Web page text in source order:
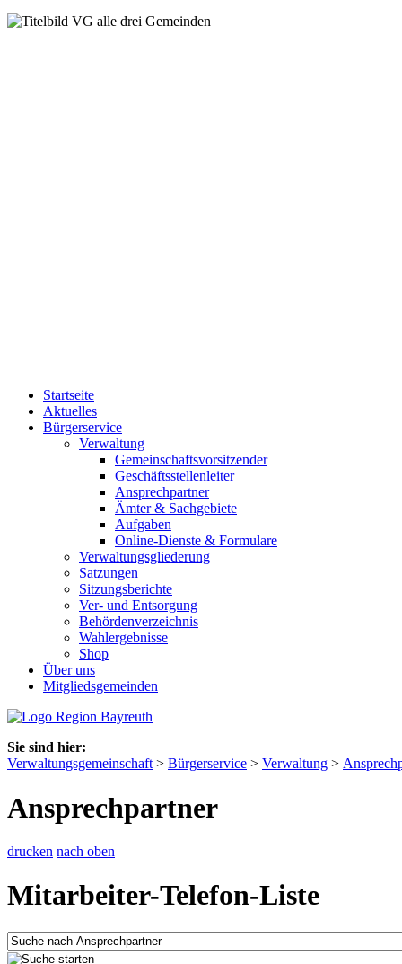
Startseite
Aktuelles
Bürgerservice
Verwaltung
Gemeinschaftsvorsitzender
Geschäftsstellenleiter
Ansprechpartner
Ämter & Sachgebiete
Aufgaben
Online-Dienste & Formulare
Verwaltungsgliederung
Satzungen
Sitzungsberichte
Ver- und Entsorgung
Behördenverzeichnis
Wahlergebnisse
Shop
Über uns
Mitgliedsgemeinden
Sie sind hier:
Verwaltungsgemeinschaft > Bürgerservice > Verwaltung >
Ansprechpartner
drucken nach oben
Mitarbeiter-Telefon-Liste